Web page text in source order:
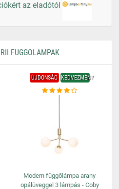
az eladótól
FUGGOLAMPAK
ÚJDONSÁG KEDVEZMÉNY
Modern függőlámpa arany
opálüveggel 3 lámpás - Coby